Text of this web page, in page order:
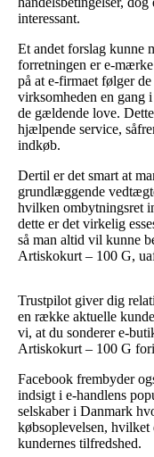
interessant.
Et andet forslag kunne
forretningen er e-
på at e-firmaet følger
virksomheden en gang
de gældende love.
hjælpende service,
indkøb.
Dertil er det smart at
grundlæggende
hvilken ombytningsret
dette er det virkelig
så man altid vil kunne
Artiskokurt – 100 G,
Trustpilot giver dig
en række aktuelle
vi, at du sonderer e-
Artiskokurt – 100 G
Facebook frembyder
indsigt i e-handlens
selskaber i Danmark
købsoplevelsen, hvilket
kundernes tilfredshed.